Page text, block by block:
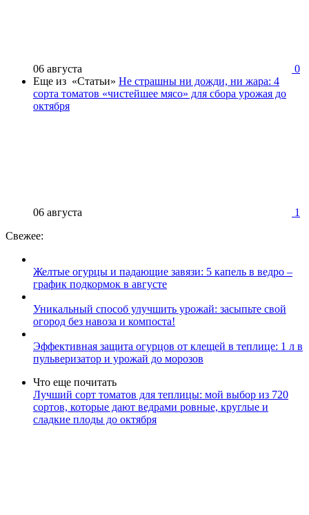
06 августа
0
Еще из «Статьи» Не страшны ни дожди, ни жара: 4
сорта томатов «чистейшее мясо» для сбора урожая до
октября
06 августа
1
Свежее:
Желтые огурцы и падающие завязи: 5 капель в ведро –
график подкормок в августе
Уникальный способ улучшить урожай: засыпьте свой
огород без навоза и компоста!
Эффективная защита огурцов от клещей в теплице: 1 л в
пульверизатор и урожай до морозов
Что еще почитать
Лучший сорт томатов для теплицы: мой выбор из 720
сортов, которые дают ведрами ровные, круглые и
сладкие плоды до октября